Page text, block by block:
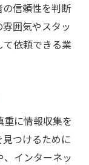
信頼性を判断
囲気やスタッ
依頼できる業
に情報収集を
つけるために
インターネッ